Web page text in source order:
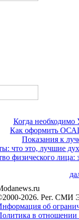
Когда
Как оформить
Показания к
что это, лучшие
физического
2026. Рег. СМИ
об
в отношении